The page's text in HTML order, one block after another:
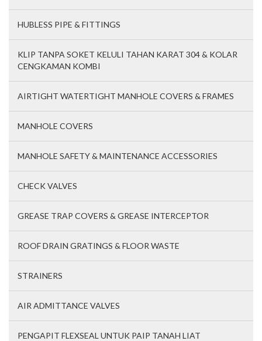
HUBLESS PIPE & FITTINGS
KLIP TANPA SOKET KELULI TAHAN KARAT 304 & KOLAR
CENGKAMAN KOMBI
AIRTIGHT WATERTIGHT MANHOLE COVERS & FRAMES
MANHOLE COVERS
MANHOLE SAFETY & MAINTENANCE ACCESSORIES
CHECK VALVES
GREASE TRAP COVERS & GREASE INTERCEPTOR
ROOF DRAIN GRATINGS & FLOOR WASTE
STRAINERS
AIR ADMITTANCE VALVES
PENGAPIT FLEXSEAL UNTUK PAIP TANAH LIAT